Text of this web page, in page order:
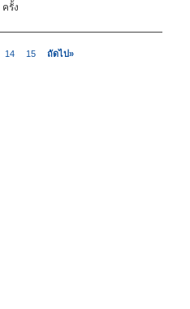
ครั้ง
14 15 ถัดไป»